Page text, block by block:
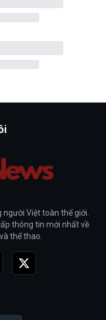
Việt toàn thế giới.
thông tin mới nhất về
thể thao.